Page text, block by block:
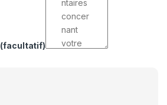
(facultatif)